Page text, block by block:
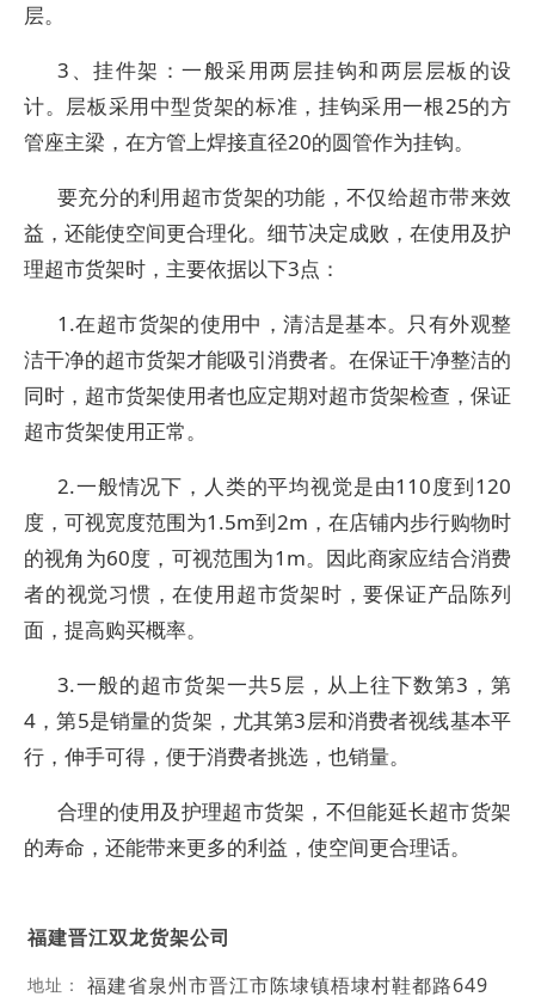
层。
3、挂件架：一般采用两层挂钩和两层层板的设
计。层板采用中型货架的标准，挂钩采用一根25的方
管座主梁，在方管上焊接直径20的圆管作为挂钩。
要充分的利用超市货架的功能，不仅给超市带来效
益，还能使空间更合理化。细节决定成败，在使用及护
理超市货架时，主要依据以下3点：
1.在超市货架的使用中，清洁是基本。只有外观整
洁干净的超市货架才能吸引消费者。在保证干净整洁的
同时，超市货架使用者也应定期对超市货架检查，保证
超市货架使用正常。
2.一般情况下，人类的平均视觉是由110度到120
度，可视宽度范围为1.5m到2m，在店铺内步行购物时
的视角为60度，可视范围为1m。因此商家应结合消费
者的视觉习惯，在使用超市货架时，要保证产品陈列
面，提高购买概率。
3.一般的超市货架一共5层，从上往下数第3，第
4，第5是销量的货架，尤其第3层和消费者视线基本平
行，伸手可得，便于消费者挑选，也销量。
合理的使用及护理超市货架，不但能延长超市货架
的寿命，还能带来更多的利益，使空间更合理话。
福建晋江双龙货架公司
地址： 福建省泉州市晋江市陈埭镇梧埭村鞋都路649